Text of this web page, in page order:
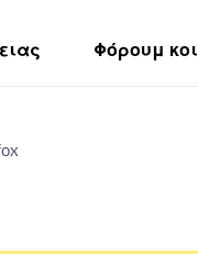
Φόρουμ